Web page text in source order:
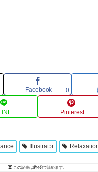
Facebook 0
Pinterest
Illustrator Relaxation
この記事は約4分で読めます。